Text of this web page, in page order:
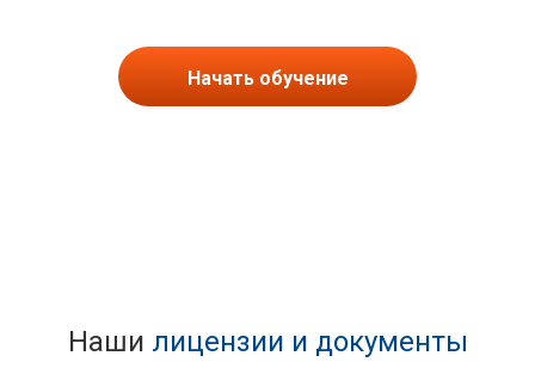
Начать обучение
Наши лицензии и документы